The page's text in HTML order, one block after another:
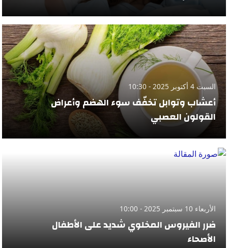
السبت 4 أكتوبر 2025 - 10:30
أعشاب وتوابل تخفّف سوء الهضم وأعراض
القولون العصبي
الأربعاء 10 سبتمبر 2025 - 10:00
ضرر الفيروس المخلوي شديد على الأطفال
الأصحاء